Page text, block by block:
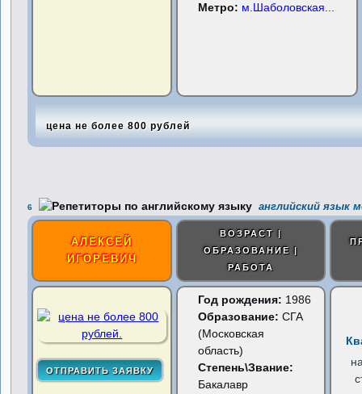
Метро: м.Шаболовская
цена не более 800 рублей
6 английский язык
АЛЕКСЕЙ
ИГОРЕВИЧ
ВОЗРАСТ |
ОБРАЗОВАНИЕ |
РАБОТА
Год рождения: 1986
Образование: СГА
(Московская
область)
Степень\Звание:
Бакалавр